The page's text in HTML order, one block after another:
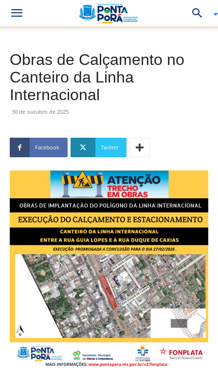
Obras de Calçamento no
Canteiro da Linha
Internacional
30 de outubro de 2025
Facebook Twitter